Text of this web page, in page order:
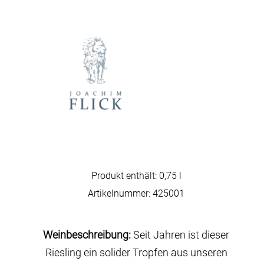
Produkt enthält: 0,75
Artikelnummer: 425001
Weinbeschreibung:Seit Jahren ist dieser
Riesling ein solider Tropfen aus unseren